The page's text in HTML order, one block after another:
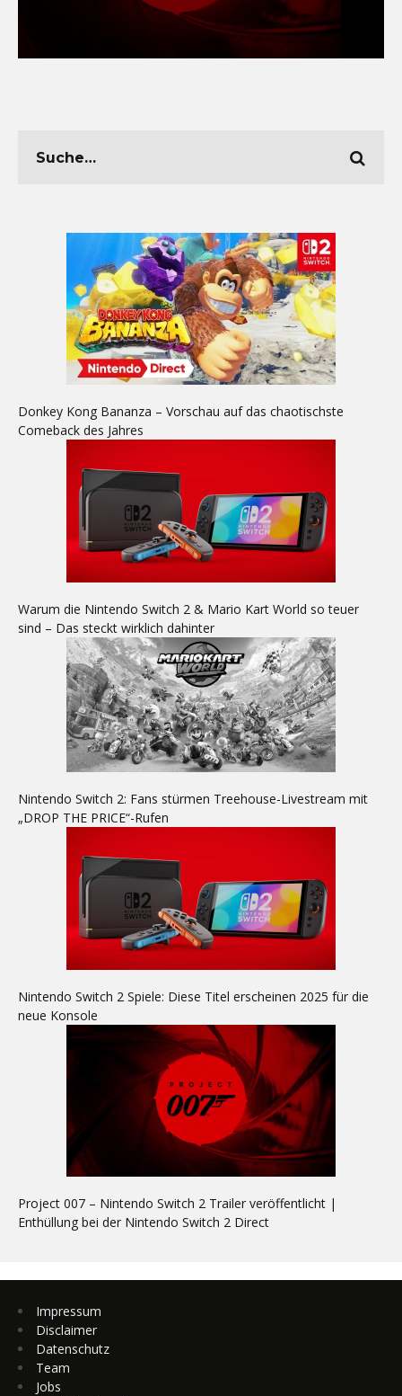
Donkey Kong Bananza – Vorschau auf das chaotischste
Comeback des Jahres
Warum die Nintendo Switch 2 & Mario Kart World so teuer
sind – Das steckt wirklich dahinter
Nintendo Switch 2: Fans stürmen Treehouse-Livestream mit
„DROP THE PRICE“-Rufen
Nintendo Switch 2 Spiele: Diese Titel erscheinen 2025 für die
neue Konsole
Project 007 – Nintendo Switch 2 Trailer veröffentlicht |
Enthüllung bei der Nintendo Switch 2 Direct
Impressum
Disclaimer
Datenschutz
Team
Jobs